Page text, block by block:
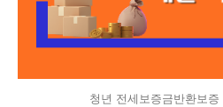
청년 전세보증금반환보